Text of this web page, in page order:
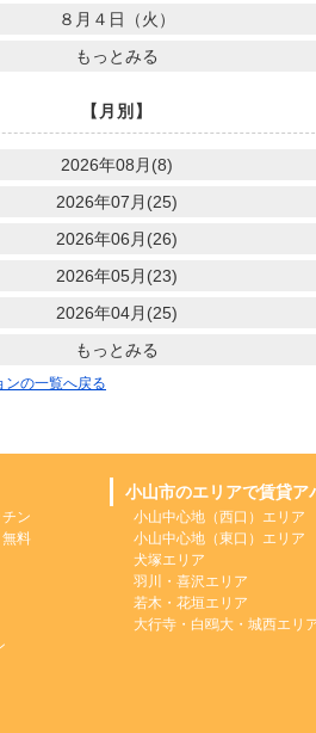
８月４日（火）
もっとみる
【月別】
2026年08月(8)
2026年07月(25)
2026年06月(26)
2026年05月(23)
2026年04月(25)
もっとみる
ンの一覧へ戻る
ン
料
小山市のエリアで賃貸
小山中心地（西口）エリア
小山中心地（東口）エリア
犬塚エリア
羽川・喜沢エリア
若木・花垣エリア
大行寺・白鴎大・城西エリ